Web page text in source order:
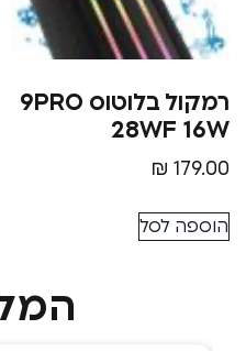
רמקול בלוטוס 9PRO
המלצות